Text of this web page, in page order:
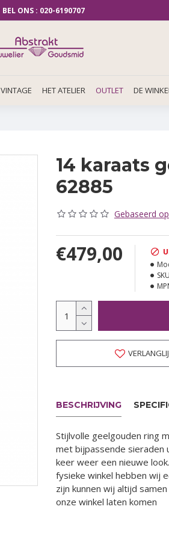
BEL ONS : 020-6190707
VINTAGE HET ATELIER OUTLET DE WINKEL
14 karaats
62885
Gebaseerd
€479,00
BESCHRIJVING
Stijlvolle geelgouden ring
met bijpassende sieraden
keer weer een nieuwe
fysieke winkel hebben wij
zijn kunnen wij altijd
onze winkel laten komen